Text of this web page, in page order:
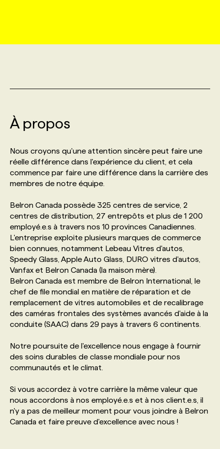
INITIATIVES NUMÉRIQUES
PRIX ET DISTINCTIONS
TENDANCES
MARKETING DURABLE
ÉVÉNEMENTIEL
NOS AUTEUR‧RICES
ANNONCEZ AVEC NOUS
PROFIL ENTREPRISE
FAQ
ANNONCEZ AVEC NOUS
PROFIL CANDIDAT
ANNONCEZ AVEC NOUS
NOS PARCOURS DE FORMATIONS
FORMATIONS PERSONNALISÉES
NOS FORMATEUR‧RICES
POURQUOI CHOISIR NOS FORMATIONS
NOS TARIFS
PROGRAMMES DE SUBVENTIONS
FAQ
ANNONCEZ AVEC NOUS
SERVICE DE CHASSE DE TÊTE
NOS TARIFS
NOS EXPERTISES
FAQ
ANNONCEZ AVEC NOUS
À propos
Nous croyons qu'une attention sincère peut faire une
réelle différence dans l'expérience du client, et cela
commence par faire une différence dans la carrière des
membres de notre équipe.
Belron Canada possède 325 centres de service, 2
centres de distribution, 27 entrepôts et plus de 1 200
employé.e.s à travers nos 10 provinces Canadiennes.
L'entreprise exploite plusieurs marques de commerce
bien connues, notamment Lebeau Vitres d'autos,
Speedy Glass, Apple Auto Glass, DURO vitres d'autos,
Vanfax et Belron Canada (la maison mère).
Belron Canada est membre de Belron International, le
chef de file mondial en matière de réparation et de
remplacement de vitres automobiles et de recalibrage
des caméras frontales des systèmes avancés d'aide à la
conduite (SAAC) dans 29 pays à travers 6 continents.
Notre poursuite de l'excellence nous engage à fournir
des soins durables de classe mondiale pour nos
communautés et le climat.
Si vous accordez à votre carrière la même valeur que
nous accordons à nos employé.e.s et à nos client.e.s, il
n'y a pas de meilleur moment pour vous joindre à Belron
Canada et faire preuve d'excellence avec nous !